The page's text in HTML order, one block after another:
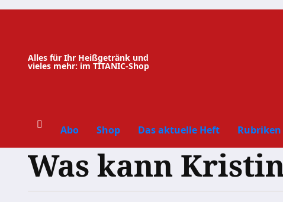
Zum
Alles für Ihr Heißgetränk und
vieles mehr: im TITANIC-Shop
Abo Shop Das aktuelle Heft Rubriken
Was kann